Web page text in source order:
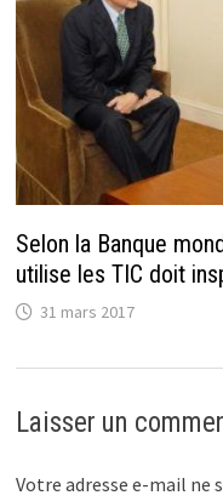
Selon la Banque
utilise les TIC doit
31 mars 2017
Laisser un
Votre adresse e-mail ne